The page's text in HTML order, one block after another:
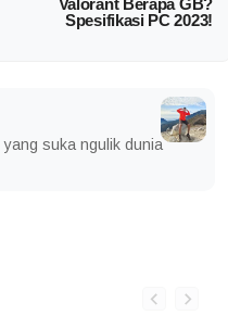
Valorant Berapa GB?
Spesifikasi PC 2023!
suka ngulik dunia